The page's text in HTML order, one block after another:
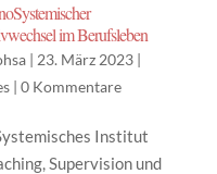
im Berufsleben
| 23. März 2023|
| 0 Kommentare
Institut
Supervision und